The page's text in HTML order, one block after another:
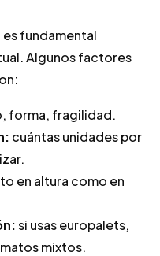
fundamental
Algunos factores
forma, fragilidad.
cuántas unidades por
en altura como en
si usas europalets,
mixtos.